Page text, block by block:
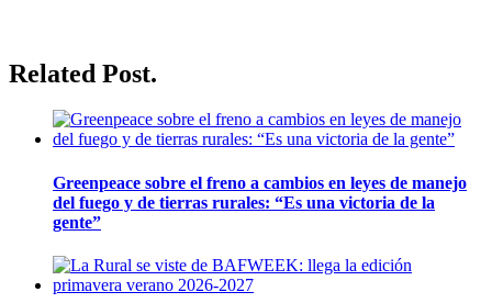
Related Post.
Greenpeace sobre el freno a cambios en leyes de manejo
del fuego y de tierras rurales: “Es una victoria de la
gente”